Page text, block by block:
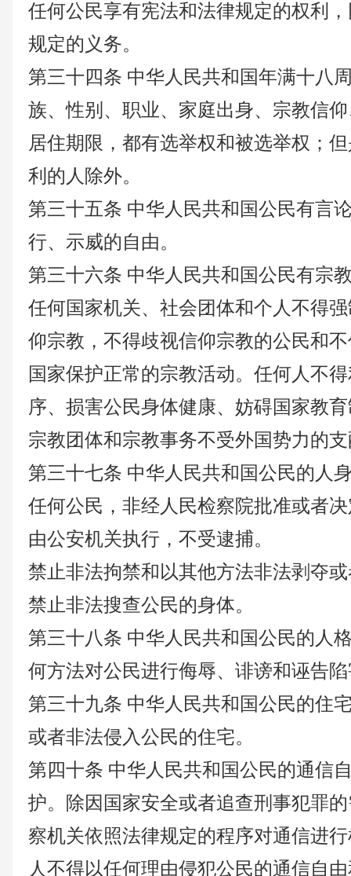
任何公民享有宪法和法律规定的权利
规定的义务。
第三十四条 中华人民共和国年满十八
族、性别、职业、家庭出身、宗教信
居住期限，都有选举权和被选举权；
利的人除外。
第三十五条 中华人民共和国公民有言
行、示威的自由。
第三十六条 中华人民共和国公民有宗
任何国家机关、社会团体和个人不得
仰宗教，不得歧视信仰宗教的公民和
国家保护正常的宗教活动。任何人不
序、损害公民身体健康、妨碍国家教
宗教团体和宗教事务不受外国势力的
第三十七条 中华人民共和国公民的人
任何公民，非经人民检察院批准或者
由公安机关执行，不受逮捕。
禁止非法拘禁和以其他方法非法剥夺
禁止非法搜查公民的身体。
第三十八条 中华人民共和国公民的人
何方法对公民进行侮辱、诽谤和诬告
第三十九条 中华人民共和国公民的住
或者非法侵入公民的住宅。
第四十条 中华人民共和国公民的通信
护。除因国家安全或者追查刑事犯罪
察机关依照法律规定的程序对通信进
人不得以任何理由侵犯公民的通信自